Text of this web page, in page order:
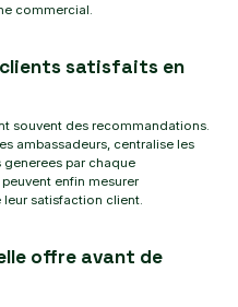
commercial.
satisfaits en
souvent des recommandations.
ambassadeurs, centralise les
par chaque
enfin mesurer
satisfaction client.
offre avant de